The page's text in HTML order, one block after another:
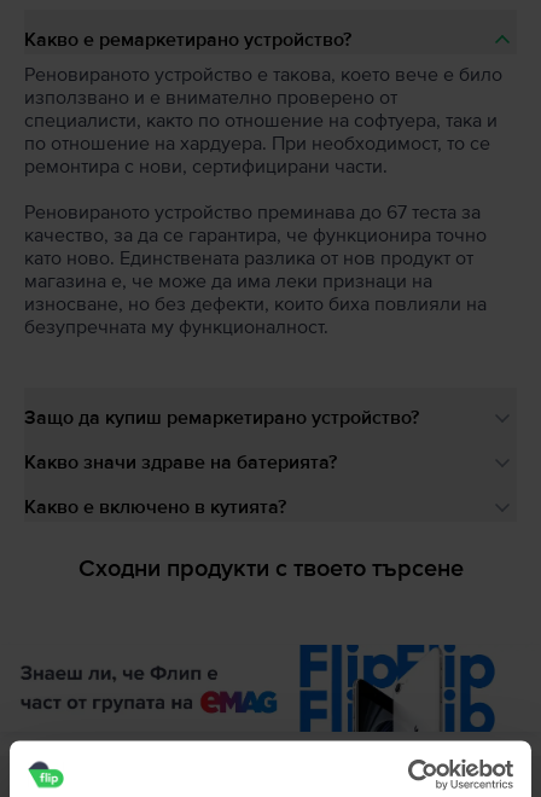
Какво е ремаркетирано устройство?
Реновираното устройство е такова, което вече е било
използвано и е внимателно проверено от
специалисти, както по отношение на софтуера, така и
по отношение на хардуера. При необходимост, то се
ремонтира с нови, сертифицирани части.
Реновираното устройство преминава до 67 теста за
качество, за да се гарантира, че функционира точно
като ново. Единствената разлика от нов продукт от
магазина е, че може да има леки признаци на
износване, но без дефекти, които биха повлияли на
безупречната му функционалност.
Защо да купиш ремаркетирано устройство?
Какво значи здраве на батерията?
Какво е включено в кутията?
Сходни продукти с твоето търсене
Описание